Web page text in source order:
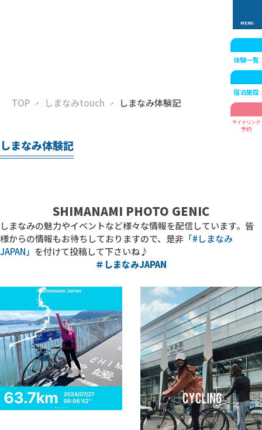
体験一覧
宿泊施設
サイクリング
予約
TOP しまなみtouch しまなみ体験記
しまなみ体験記
SHIMANAMI PHOTO GENIC
しまなみの魅力やイベントなど様々な情報を配信しています。皆
様からの情報もお待ちしておりますので、 是非 「#しまなみ
JAPAN」 を付けて投稿して下さいね♪
＃しまなみJAPAN